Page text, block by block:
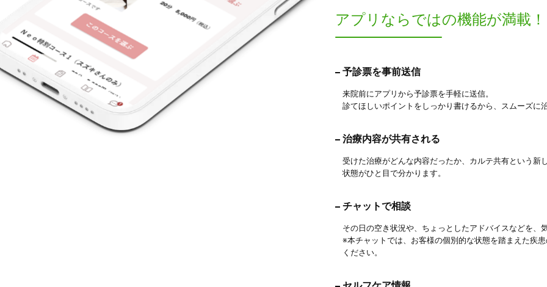
アプリならではの機能が満載！
予診票を事前送信
来院前にアプリから予診票を手軽に送信。
診てほしいポイントをしっかり書けるから、スムーズに
治療内容が共有される
受けた治療がどんな内容だったか、カルテ共有という
状態がひと目で分かります。
チャットで相談
その日の空き状況や、ちょっとしたアドバイスなどを、
※本チャットでは、お客様の個別的な状態を踏まえた疾
ください。